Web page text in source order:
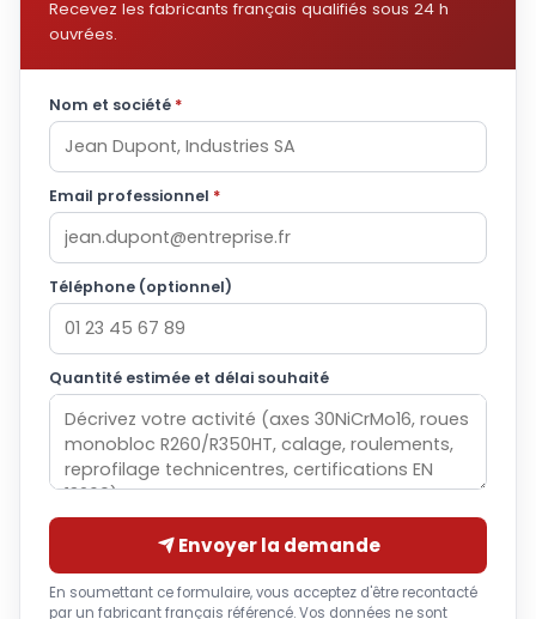
Recevez les fabricants français qualifiés sous 24 h
ouvrées.
Nom et société *
Email professionnel *
Téléphone (optionnel)
Quantité estimée et délai souhaité
Envoyer la demande
En soumettant ce formulaire, vous acceptez d'être recontacté
par un fabricant français référencé. Vos données ne sont